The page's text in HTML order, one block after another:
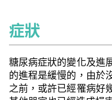
症狀
糖尿病症狀的變化及進
的進程是緩慢的，由於
之前，或許已經罹病好